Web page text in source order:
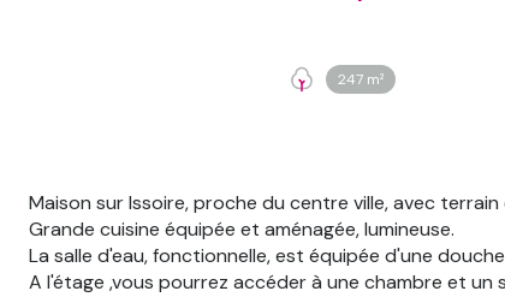
247 m²
Maison sur Issoire, proche du centre ville, avec
Grande cuisine équipée et aménagée, lumineuse.
La salle d'eau, fonctionnelle, est équipée d'une
A l'étage ,vous pourrez accéder à une chambre et un